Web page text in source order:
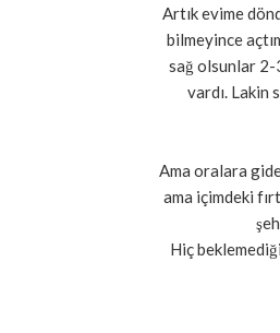
Artık evime
bilmeyince
sağ olsunlar 2-
vardı. Lakin
Ama oralara
ama içimdeki
Hiç